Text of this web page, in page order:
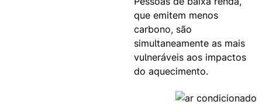
que emitem menos
carbono, são
simultaneamente as mais
vulneráveis aos impactos
do aquecimento.